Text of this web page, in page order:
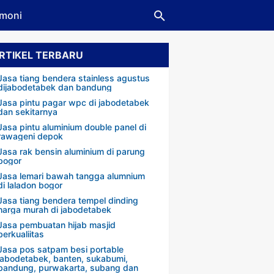
TERBARU
tiang bendera stainless agustus
dan bandung
pintu pagar wpc di jabodetabek
sekitarnya
pintu aluminium double panel di
depok
rak bensin aluminium di parung
lemari bawah tangga alumnium
laladon bogor
tiang bendera tempel dinding
murah di jabodetabek
pembuatan hijab masjid
pos satpam besi portable
banten, sukabumi,
purwakarta, subang dan